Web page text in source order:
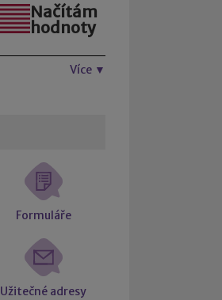
Načítám
hodnoty
Více ▼
Formuláře
Užitečné adresy